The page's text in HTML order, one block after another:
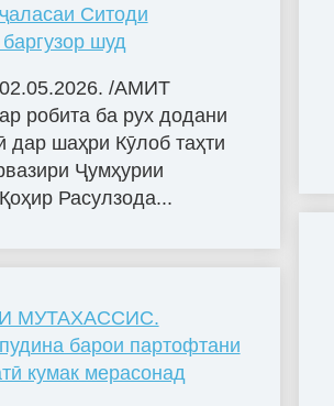
Ситоди
шуд
/АМИТ
робита ба рух додани
дар шаҳри Кӯлоб таҳти
Ҷумҳурии
Расулзода...
МУТАХАССИС.
барои партофтани
кумак мерасонад